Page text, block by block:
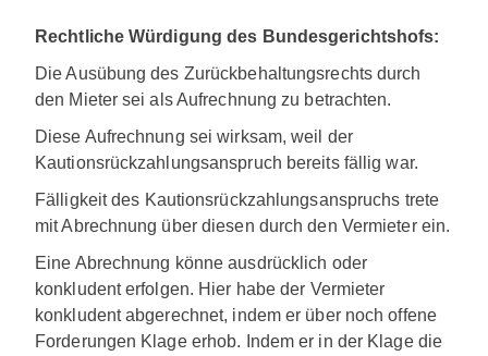
Rechtliche Würdigung des Bundesgerichtshofs:
Die Ausübung des Zurückbehaltungsrechts durch
den Mieter sei als Aufrechnung zu betrachten.
Diese Aufrechnung sei wirksam, weil der
Kautionsrückzahlungsanspruch bereits fällig war.
Fälligkeit des Kautionsrückzahlungsanspruchs trete
mit Abrechnung über diesen durch den Vermieter ein.
Eine Abrechnung könne ausdrücklich oder
konkludent erfolgen. Hier habe der Vermieter
konkludent abgerechnet, indem er über noch offene
Forderungen Klage erhob. Indem er in der Klage die